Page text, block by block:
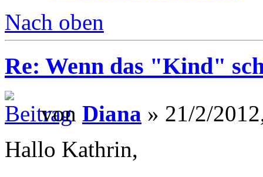
Nach oben
Re: Wenn das "Kind"
von Diana » 21/2/
Hallo Kathrin,